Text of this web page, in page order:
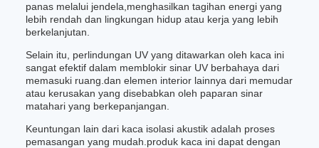
panas melalui jendela,menghasilkan tagihan energi yang
lebih rendah dan lingkungan hidup atau kerja yang lebih
berkelanjutan.
Selain itu, perlindungan UV yang ditawarkan oleh kaca ini
sangat efektif dalam memblokir sinar UV berbahaya dari
memasuki ruang.dan elemen interior lainnya dari memudar
atau kerusakan yang disebabkan oleh paparan sinar
matahari yang berkepanjangan.
Keuntungan lain dari kaca isolasi akustik adalah proses
pemasangan yang mudah.produk kaca ini dapat dengan